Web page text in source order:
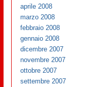
aprile 2008
marzo 2008
febbraio 2008
gennaio 2008
dicembre 2007
novembre 2007
ottobre 2007
settembre 2007